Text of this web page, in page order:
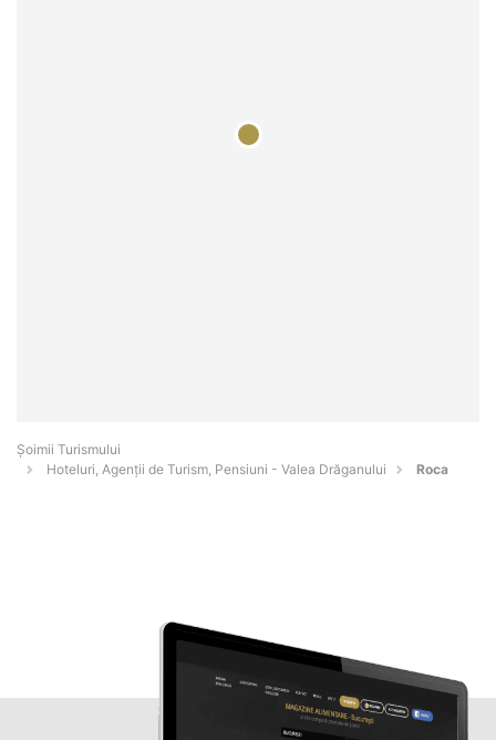
Șoimii Turismului
Hoteluri, Agenții de Turism, Pensiuni - Valea Drăganului
Roca